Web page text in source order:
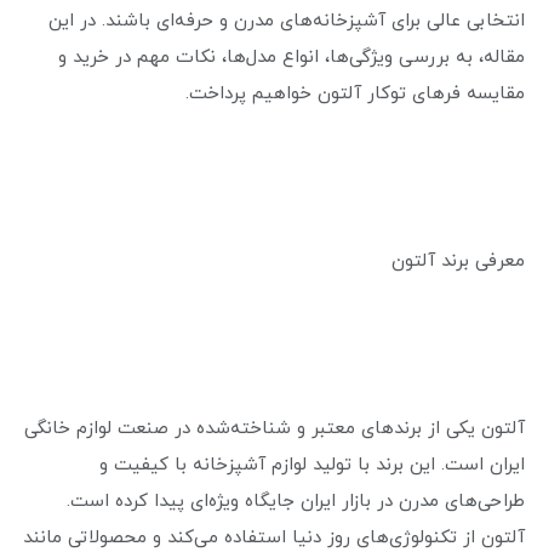
انتخابی عالی برای آشپزخانه‌های مدرن و حرفه‌ای باشند. در این
مقاله، به بررسی ویژگی‌ها، انواع مدل‌ها، نکات مهم در خرید و
مقایسه فرهای توکار آلتون خواهیم پرداخت.
معرفی برند آلتون
آلتون یکی از برندهای معتبر و شناخته‌شده در صنعت لوازم خانگی
ایران است. این برند با تولید لوازم آشپزخانه با کیفیت و
طراحی‌های مدرن در بازار ایران جایگاه ویژه‌ای پیدا کرده است.
آلتون از تکنولوژی‌های روز دنیا استفاده می‌کند و محصولاتی مانند